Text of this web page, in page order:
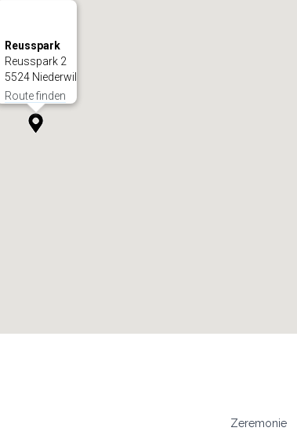
Reusspark
Reusspark 2
5524 Niederwil
Route finden
Zeremonie